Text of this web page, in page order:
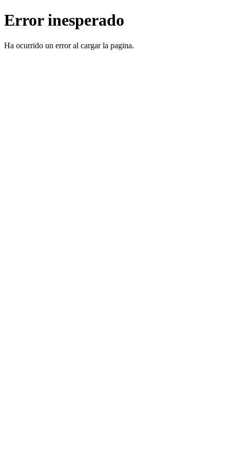
Error inesperado
Ha ocurrido un error al cargar la pagina.